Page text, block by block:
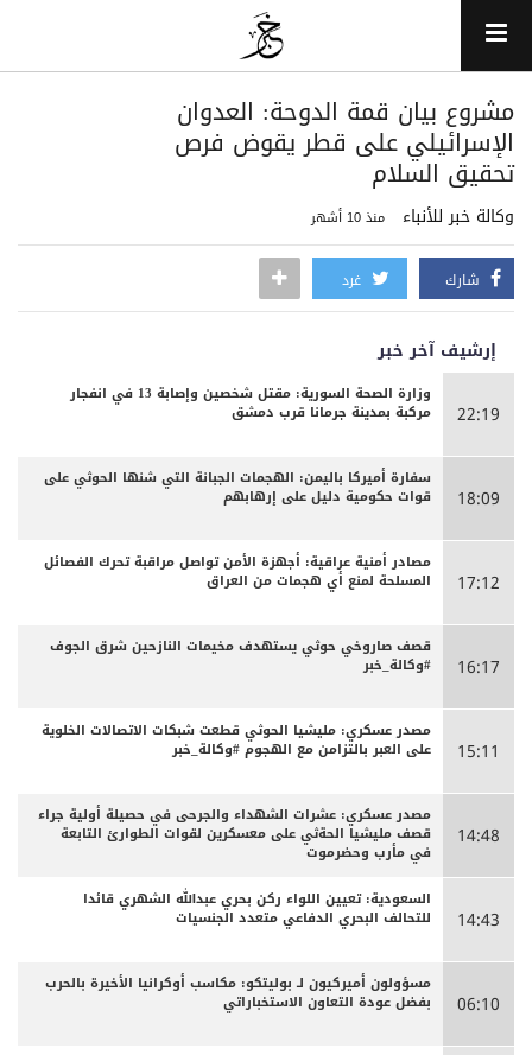
مشروع بيان قمة الدوحة: العدوان
الإسرائيلي على قطر يقوض فرص
تحقيق السلام
وكالة خبر للأنباء منذ 10 أشهر
شارك غرد
إرشيف آخر خبر
22:19
وزارة الصحة السورية: مقتل شخصين وإصابة 13 في انفجار
مركبة بمدينة جرمانا قرب دمشق
18:09
سفارة أميركا باليمن: الهجمات الجبانة التي شنها الحوثي على
قوات حكومية دليل على إرهابهم
17:12
مصادر أمنية عراقية: أجهزة الأمن تواصل مراقبة تحرك الفصائل
المسلحة لمنع أي هجمات من العراق
16:17
قصف صاروخي حوثي يستهدف مخيمات النازحين شرق الجوف
#وكالة_خبر
15:11
مصدر عسكري: مليشيا الحوثي قطعت شبكات الاتصالات الخلوية
على العبر بالتزامن مع الهجوم #وكالة_خبر
14:48
مصدر عسكري: عشرات الشهداء والجرحى ‏في حصيلة أولية جراء
قصف مليشيا الحةثي على معسكرين لقوات الطوارئ التابعة
في مأرب وحضرموت
14:43
السعودية: تعيين اللواء ركن بحري عبدالله الشهري قائدا
للتحالف البحري الدفاعي متعدد الجنسيات
06:10
مسؤولون أميركيون لـ بوليتكو: مكاسب أوكرانيا الأخيرة بالحرب
بفضل عودة التعاون الاستخباراتي